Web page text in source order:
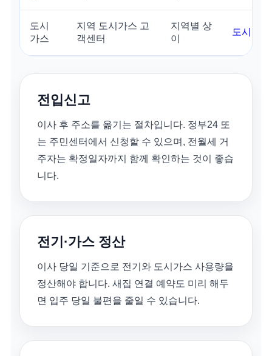
도시
가스
지역 도시가스 고
객센터
지역별 상
이
도시가
전입신고
이사 후 주소를 옮기는 절차입니다. 정부24 또
는 주민센터에서 신청할 수 있으며, 전월세 거
주자는 확정일자까지 함께 확인하는 것이 좋습
니다.
전기·가스 정산
이사 당일 기준으로 전기와 도시가스 사용량을
정산해야 합니다. 새집 연결 예약도 미리 해두
면 입주 당일 불편을 줄일 수 있습니다.